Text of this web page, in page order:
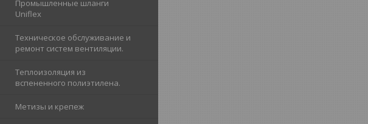
Промышленные шланги
Uniflex
Техническое обслуживание и
ремонт систем вентиляции.
Теплоизоляция из
вспененного полиэтилена.
Метизы и крепеж